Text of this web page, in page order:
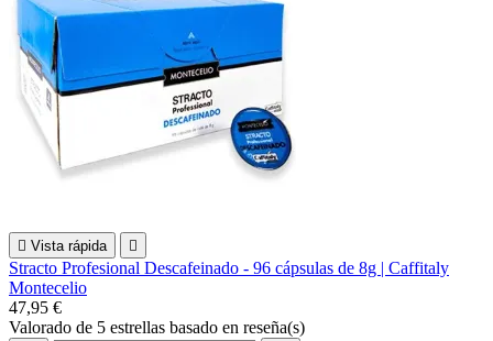
 Vista rápida 
Stracto Profesional Descafeinado - 96 cápsulas de 8g | Caffitaly
Montecelio
47,95 €
Valorado de 5 estrellas basado en reseña(s)